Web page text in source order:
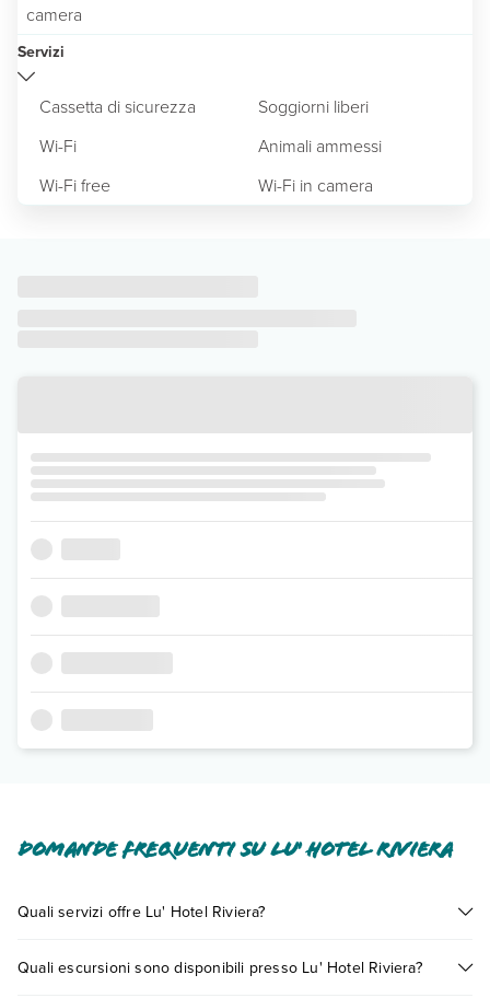
camera
Servizi
Cassetta di sicurezza
Soggiorni liberi
Wi-Fi
Animali ammessi
Wi-Fi free
Wi-Fi in camera
Domande frequenti su Lu' Hotel Riviera
Quali servizi offre Lu' Hotel Riviera?
cui: aria condizionata, tv satellitare, cassetta di sicurezza in
Quali escursioni sono disponibili presso Lu' Hotel Riviera?